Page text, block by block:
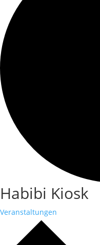
Habibi Kiosk
Veranstaltungen